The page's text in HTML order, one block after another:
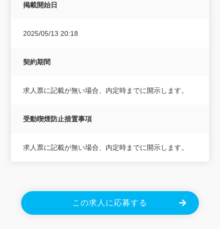
掲載開始日
2025/05/13 20:18
契約期間
求人票に記載が無い場合、内定時までに開示します。
受動喫煙防止措置事項
求人票に記載が無い場合、内定時までに開示します。
この求人に応募する